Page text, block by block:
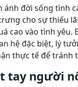
ánh đời sống tình
cho sự thiếu
cao vào tình yêu.
hệ đặc biệt, lý
thực tế để tránh
tay người